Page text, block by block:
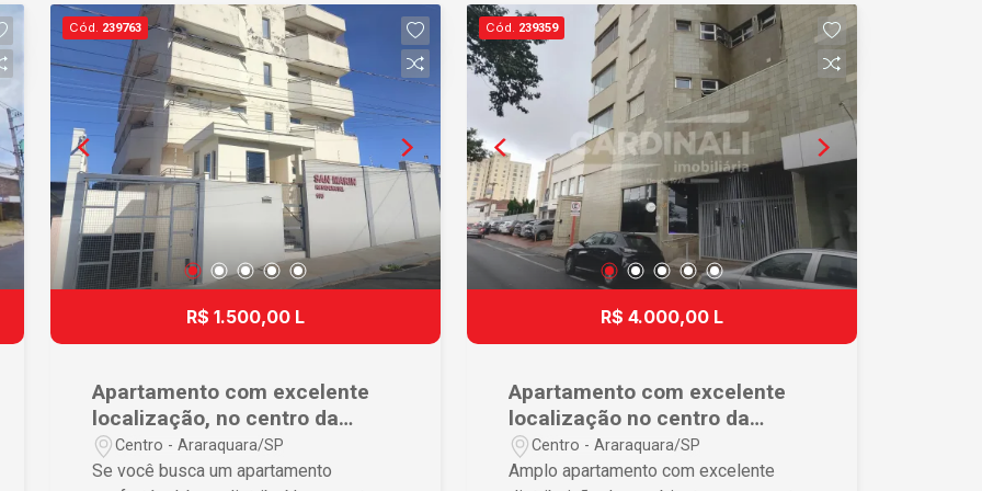
proporcionando mais segurança e
tranquilidade para os moradores.
Localizado em uma região privilegiada,
com fácil acesso aos principais pontos
da cidade, próximo a comércios,
serviços, escolas e tudo o que você
precisa. Agende sua visita e venha
conhecer este excelente apartamento.
A oportunidade de morar bem está
aqui!
cozinha conta com armários planejados,
assim como a área de serviço,
garantindo mais organização e
funcionalidade no dia a dia. O
apartamento dispõe ainda de 1 vaga de
garagem coberta, proporcionando mais
segurança e praticidade. Agende uma
visita e conheça este excelente
apartamento. Uma ótima oportunidade
para morar com conforto e praticidade!
Cód. 239763
R$ 1.500,00 L
Apartamento com excelente
localização, no centro da
cidade.
Centro - Araraquara/SP
Se você busca um apartamento
Cód. 239359
R$ 4.000,00 L
Apartamento com excelente
localização no centro da
cidade
Centro - Araraquara/SP
Amplo apartamento com excelente